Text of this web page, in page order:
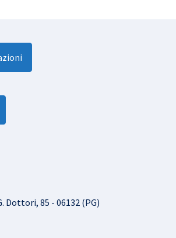
Dottori, 85 - 06132 (PG)